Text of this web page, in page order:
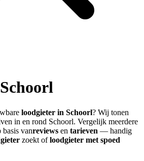
Schoorl
loodgieter in Schoorl? Wij tonen
in en rond Schoorl. Vergelijk meerdere
basis vanreviews en tarieven — handig
zoekt ofloodgieter met spoed